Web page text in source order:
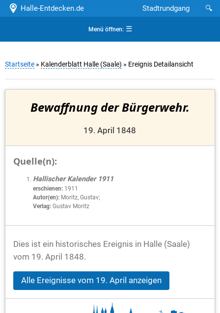
Halle-Entdecken.de 🔍
Stadtrundgang
Menü öffnen:☰
Startseite » Kalenderblatt Halle (Saale) » Ereignis Detailansicht
Bewaffnung der Bürgerwehr.
19. April 1848
Quelle(n):
Hallischer Kalender 1911
erschienen: 1911
Autor(en): Moritz, Gustav;
Verlag: Gustav Moritz
Dies ist ein historisches Ereignis in Halle (Saale)
vom 19. April 1848.
Alle Ereignisse vom 19. April anzeigen